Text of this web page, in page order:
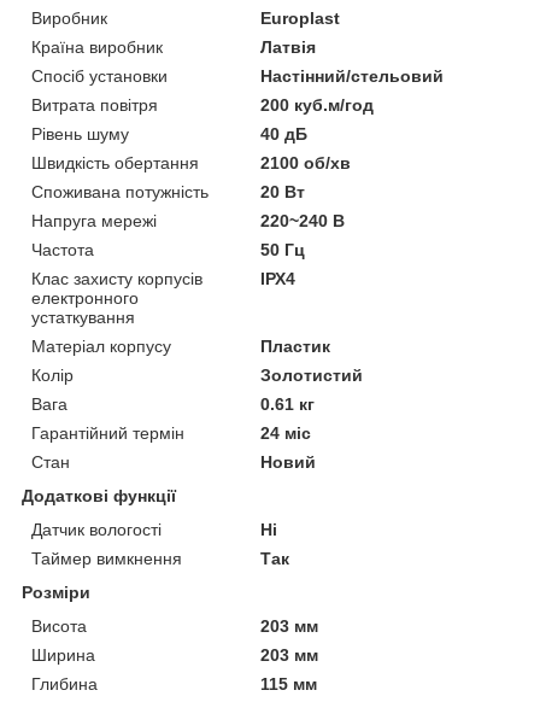
Виробник
Europlast
Країна виробник
Латвія
Спосіб установки
Настінний/стельовий
Витрата повітря
200 куб.м/год
Рівень шуму
40 дБ
Швидкість обертання
2100 об/хв
Споживана потужність
20 Вт
Напруга мережі
220~240 В
Частота
50 Гц
Клас захисту корпусів
електронного
устаткування
ІРХ4
Матеріал корпусу
Пластик
Колір
Золотистий
Вага
0.61 кг
Гарантійний термін
24 міс
Стан
Новий
Додаткові функції
Датчик вологості
Ні
Таймер вимкнення
Так
Розміри
Висота
203 мм
Ширина
203 мм
Глибина
115 мм